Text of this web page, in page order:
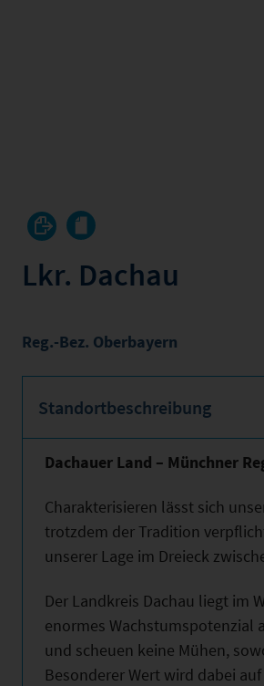
Lkr. Dachau
Reg.-Bez. Oberbayern
Standortbeschreibung
Dachauer Land – Münchner
Charakterisieren lässt sich
trotzdem der Tradition
unserer Lage im Dreieck
Der Landkreis Dachau liegt im
enormes Wachstumspotenzial
und scheuen keine Mühen,
Besonderer Wert wird dabei